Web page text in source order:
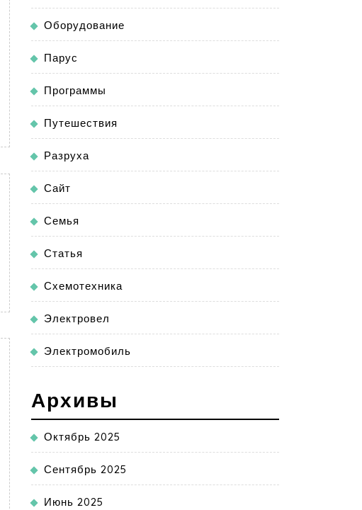
Оборудование
Парус
Программы
Путешествия
Разруха
Сайт
Семья
Статья
Схемотехника
Электровел
Электромобиль
Архивы
Октябрь 2025
Сентябрь 2025
Июнь 2025